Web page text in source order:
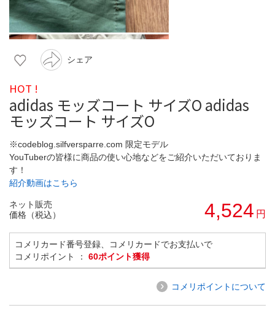
シェア
HOT !
adidas モッズコート サイズO adidas
モッズコート サイズO
※codeblog.silfversparre.com 限定モデル
YouTuberの皆様に商品の使い心地などをご紹介いただいておりま
す！
紹介動画はこちら
ネット販売
価格（税込）
4,524 円
コメリカード番号登録、コメリカードでお支払いで
コメリポイント ： 60ポイント獲得
コメリポイントについて